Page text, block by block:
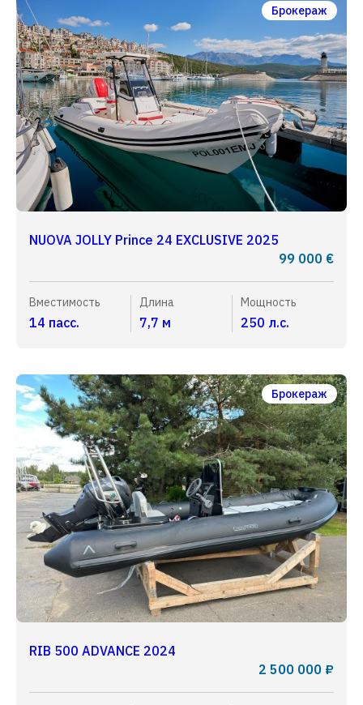
Брокераж
NUOVA JOLLY Prince 24 EXCLUSIVE 2025
99 000 €
Вместимость
14 пасс.
Длина
7,7 м
Мощность
250 л.с.
Брокераж
RIB 500 ADVANCE 2024
2 500 000 ₽